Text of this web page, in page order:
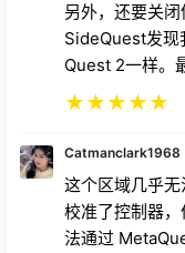
另外，还要关
SideQuest发现
Quest 2一样。
★★★★★
Catmanclark1968
这个区域几乎
校准了控制器
法通过